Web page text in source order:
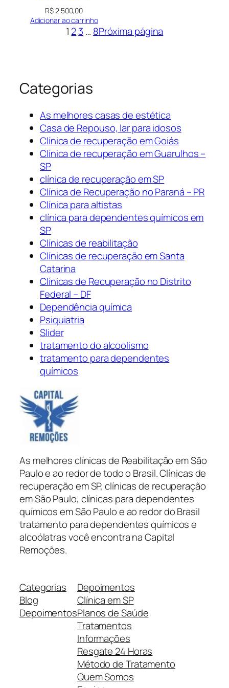
R$2.500,00
Adicionar ao carrinho
1 23 … 8Próxima página
Categorias
As melhores casas de estética
Casa de Repouso, lar para idosos
Clínica de recuperação em Goiás
Clínica de recuperação em Guarulhos –
SP
clínica de recuperação em SP
Clínica de Recuperação no Paraná – PR
Clínica para altistas
clínica para dependentes químicos em
SP
Clínicas de reabilitação
Clínicas de recuperação em Santa
Catarina
Clínicas de Recuperação no Distrito
Federal – DF
Dependência química
Psiquiatria
Slider
tratamento do alcoolismo
tratamento para dependentes
químicos
As melhores clínicas de Reabilitação em São
Paulo e ao redor de todo o Brasil. Clínicas de
recuperação em SP, clínicas de recuperação
em São Paulo, clínicas para dependentes
químicos em São Paulo e ao redor do Brasil
tratamento para dependentes químicos e
alcoólatras você encontra na Capital
Remoções.
Categorias
Blog
Depoimentos
Depoimentos
Clínica em SP
Planos de Saúde
Tratamentos
Informações
Resgate 24 Horas
Método de Tratamento
Quem Somos